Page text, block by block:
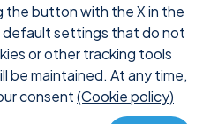
the button with the X in the
default settings that do not
or other tracking tools
be maintained. At any time,
consent(Cookie policy)
Supremo Mobile
Ferne auf Android-
und sie verwalten.